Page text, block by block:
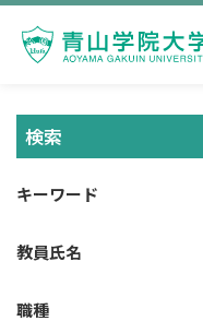
検索
キーワード
教員氏名
職種